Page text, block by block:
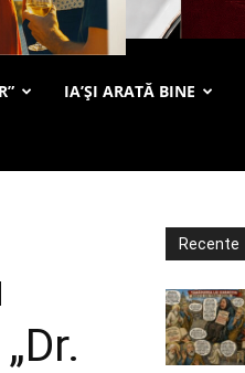
IA’ȘI ARATĂ BINE
Recente